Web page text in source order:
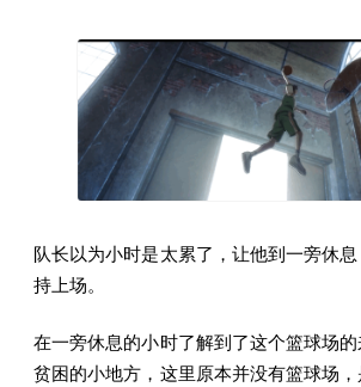
队长以为小时是太累了，让他到一旁休
持上场。
在一旁休息的小时了解到了这个篮球场
贫困的小地方，这里原本并没有篮球场，